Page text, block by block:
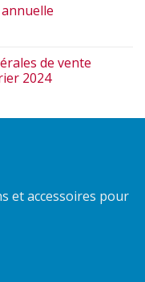
de vente
2024
et accessoires pour